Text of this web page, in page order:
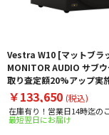
Vestra W10 [マットブラ
MONITOR AUDIO サブ
取り査定額20%アップ実
￥133,650 (税込)
在庫有り！営業日14時迄の
出荷！
最短翌日にお届け